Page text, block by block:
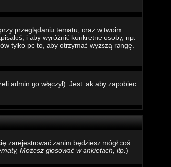
przeglądaniu tematu, oraz w twoim
i aby wyróżnić konkretne osoby, np.
tylko po to, aby otrzymać wyższą rangę.
admin go włączył). Jest tak aby zapobiec
zarejestrować zanim będziesz mógł coś
Możesz głosować w ankietach, itp. )